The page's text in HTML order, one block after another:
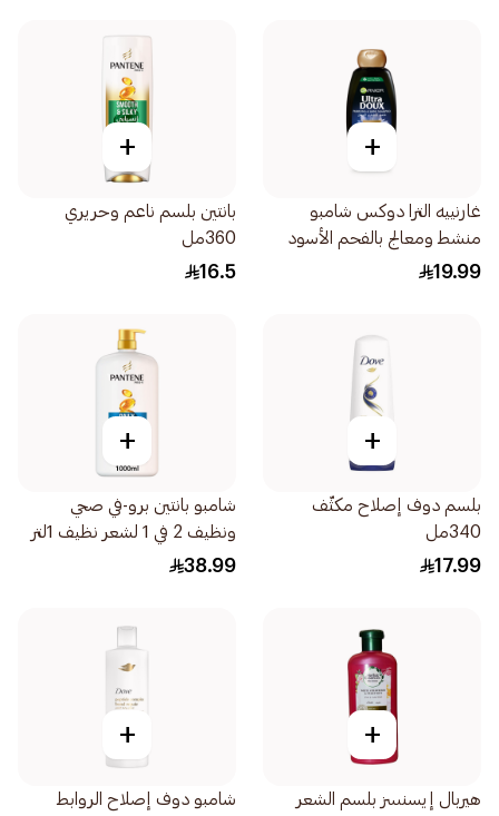
+
غارنييه الترا دوكس شامبو
منشط ومعالج بالفحم الأسود
وزيت قطعة البركة 400مل
19.99
+
بانتين بلسم ناعم وحريري
360مل
16.5
+
بلسم دوف إصلاح مكثّف
340مل
17.99
+
شامبو بانتين برو-في صحي
ونظيف 2 في 1 لشعر نظيف 1لتر
38.99
+
هيربال إيسنسز بلسم الشعر
+
شامبو دوف إصلاح الروابط